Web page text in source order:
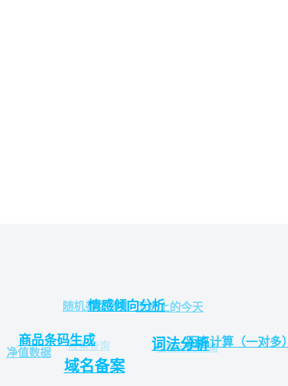
域名备案
商品条码生成
净值数据 词法分析
情感倾向分析
随机美女视频
股票查询 距离计算（一对多）
历史上的今天
垃圾分类查询